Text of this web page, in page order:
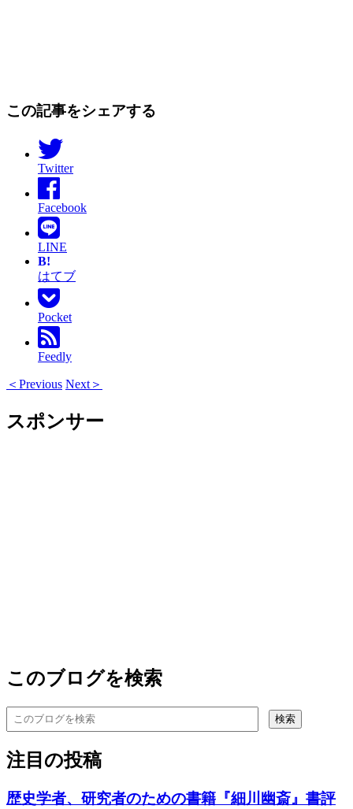
この記事をシェアする
Twitter
Facebook
LINE
B!
はてブ
Pocket
Feedly
＜Previous Next＞
スポンサー
このブログを検索
注目の投稿
歴史学者、研究者のための書籍『細川幽斎』書評